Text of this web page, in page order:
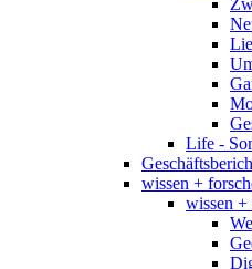
Life -
wissen +
wissen +